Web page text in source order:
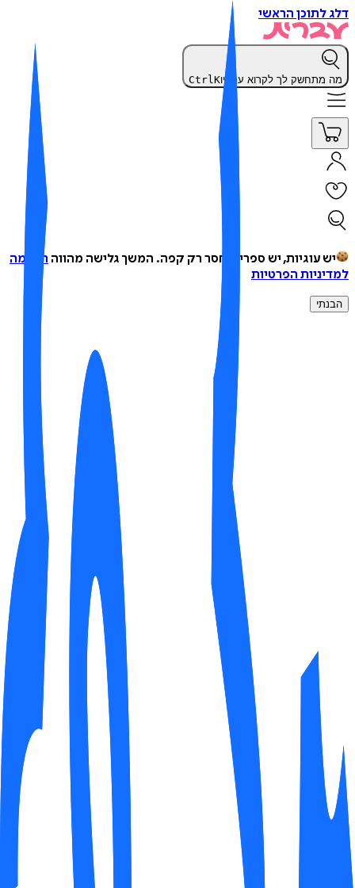
לתוכן הראשי
מתחשק לך לקרוא עכשיו Ctrl K
יש עוגיות, יש ספרים, חסר רק קפה.המשך גלישה מהווההסכמה
הפרטיות